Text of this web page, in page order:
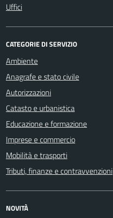
Uffici
CATEGORIE DI SERVIZIO
Ambiente
Anagrafe e stato civile
Autorizzazioni
Catasto e urbanistica
Educazione e formazione
Imprese e commercio
Mobilità e trasporti
Tributi, finanze e contravvenzioni
NOVITÀ